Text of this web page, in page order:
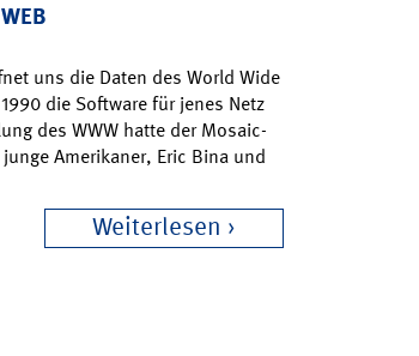
uns die Daten des World Wide
die Software für jenes Netz
des WWW hatte der Mosaic-
Amerikaner, Eric Bina und
Weiterlesen